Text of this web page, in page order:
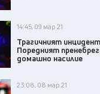
14:45, 09 мар 21
Трагичният
Поредният
домашно насилие
23:08, 08 мар 21